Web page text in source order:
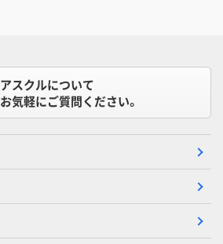
アスクルについて
お気軽にご質問ください。